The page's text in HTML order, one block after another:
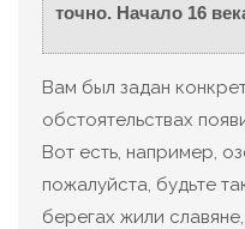
точно. Начало 16
Вам был задан
обстоятельствах
Вот есть, например,
пожалуйста, будьте
берегах жили